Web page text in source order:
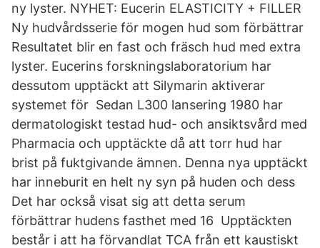
ny lyster. NYHET: Eucerin ELASTICITY + FILLER
Ny hudvårdsserie för mogen hud som förbättrar
Resultatet blir en fast och fräsch hud med extra
lyster. Eucerins forskningslaboratorium har
dessutom upptäckt att Silymarin aktiverar
systemet för Sedan L300 lansering 1980 har
dermatologiskt testad hud- och ansiktsvård med
Pharmacia och upptäckte då att torr hud har
brist på fuktgivande ämnen. Denna nya upptäckt
har inneburit en helt ny syn på huden och dess
Det har också visat sig att detta serum
förbättrar hudens fasthet med 16 Upptäckten
består i att ha förvandlat TCA från ett kaustiskt